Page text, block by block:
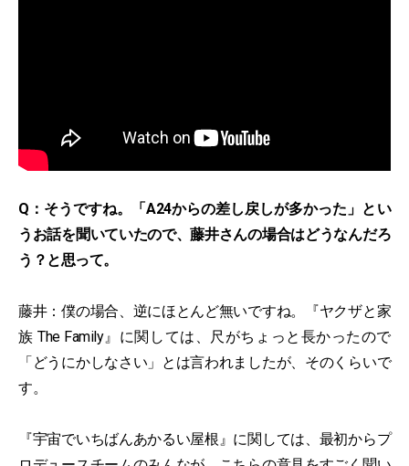
Q：そうですね。「A24からの差し戻しが多かった」とい
うお話を聞いていたので、藤井さんの場合はどうなんだろ
う？と思って。
藤井：僕の場合、逆にほとんど無いですね。『ヤクザと家
族 The Family』に関しては、尺がちょっと長かったので
「どうにかしなさい」とは言われましたが、そのくらいで
す。
『宇宙でいちばんあかるい屋根』に関しては、最初からプ